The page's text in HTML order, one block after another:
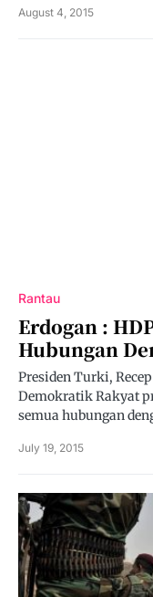
August 4, 2015
Rantau
Erdogan :
Hubungan
Presiden Turki,
Demokratik Rakyat
semua hubungan
July 19, 2015